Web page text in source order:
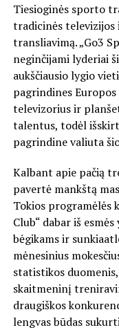
Tiesioginės sporto
tradicinės
transliavimą. „Go3
neginčijami lyderiai
aukščiausio lygio
pagrindines
televizorius ir
talentus, todėl
pagrindine valiuta
Kalbant apie pačią
pavertė mankštą
Tokios programėlės
Club“ dabar iš
bėgikams ir
mėnesinius
statistikos
skaitmeninį
draugiškos
lengvas būdas